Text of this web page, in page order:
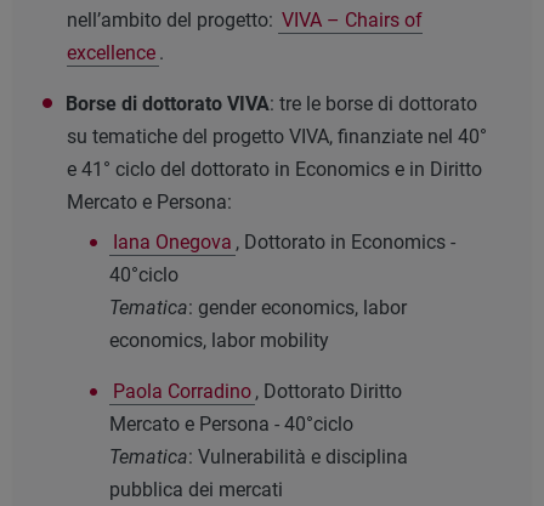
nell’ambito del progetto: VIVA – Chairs of
excellence .
Borse di dottorato VIVA: tre le borse di dottorato
su tematiche del progetto VIVA, finanziate nel 40°
e 41° ciclo del dottorato in Economics e in Diritto
Mercato e Persona:
Iana Onegova , Dottorato in Economics -
40°ciclo
Tematica: gender economics, labor
economics, labor mobility
Paola Corradino , Dottorato Diritto
Mercato e Persona - 40°ciclo
Tematica: Vulnerabilità e disciplina
pubblica dei mercati